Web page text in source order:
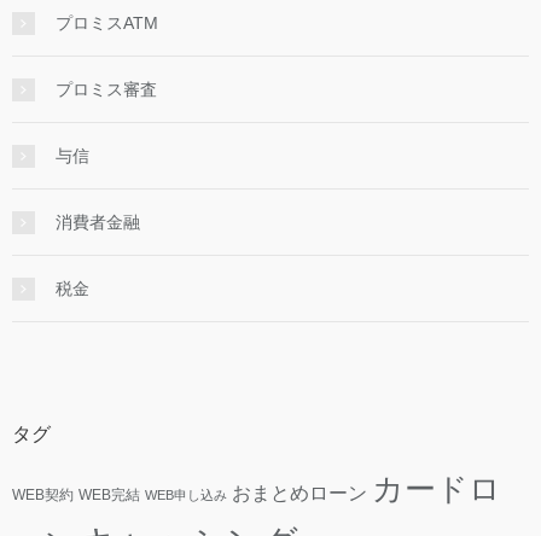
プロミスATM
プロミス審査
与信
消費者金融
税金
タグ
WEB契約 WEB完結 WEB申し込み おまとめローン カードロ